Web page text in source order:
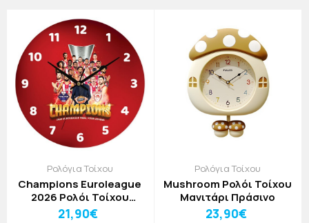
Ρολόγια Τοίχου
Champions Euroleague
2026 Ρολόι Τοίχου
Plexiglass 30cm
21,90€
Ρολόγια Τοίχου
Mushroom Ρολόι Τοίχου
Μανιτάρι Πράσινο
23,90€